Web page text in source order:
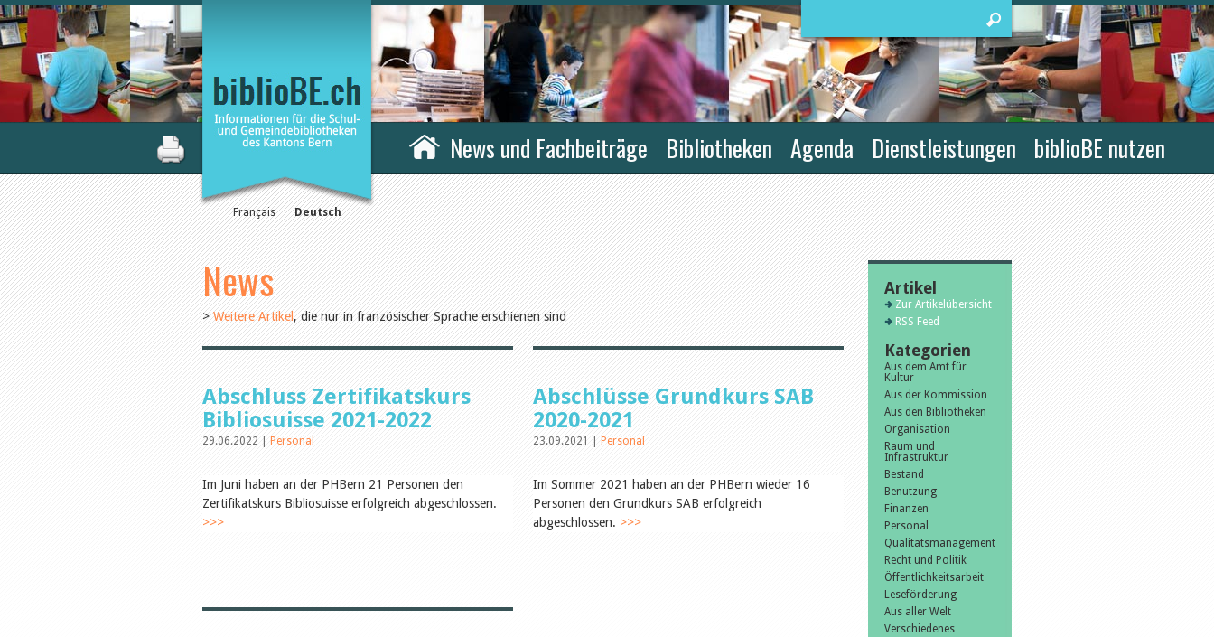
Français Deutsch
News und Fachbeiträge Bibliotheken Agenda Dienstleistungen biblioBE nutzen
News
>Weitere Artikel, die nur in französischer Sprache erschienen sind
Abschluss Zertifikatskurs
Bibliosuisse 2021-2022
29.06.2022 | Personal
Im Juni haben an der PHBern 21 Personen den
Zertifikatskurs Bibliosuisse erfolgreich abgeschlossen.
>>>
Abschlüsse Grundkurs SAB
2020-2021
23.09.2021 | Personal
Im Sommer 2021 haben an der PHBern wieder 16
Personen den Grundkurs SAB erfolgreich
abgeschlossen. >>>
Artikel
Zur Artikelübersicht
RSS Feed
Kategorien
Aus dem Amt für
Kultur
Aus der Kommission
Aus den Bibliotheken
Organisation
Raum und
Infrastruktur
Bestand
Benutzung
Finanzen
Personal
Qualitätsmanagement
Recht und Politik
Öffentlichkeitsarbeit
Leseförderung
Aus aller Welt
Verschiedenes